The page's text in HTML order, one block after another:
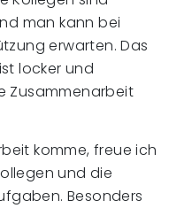
man kann bei
erwarten. Das
locker und
Zusammenarbeit
komme, freue ich
und die
Besonders